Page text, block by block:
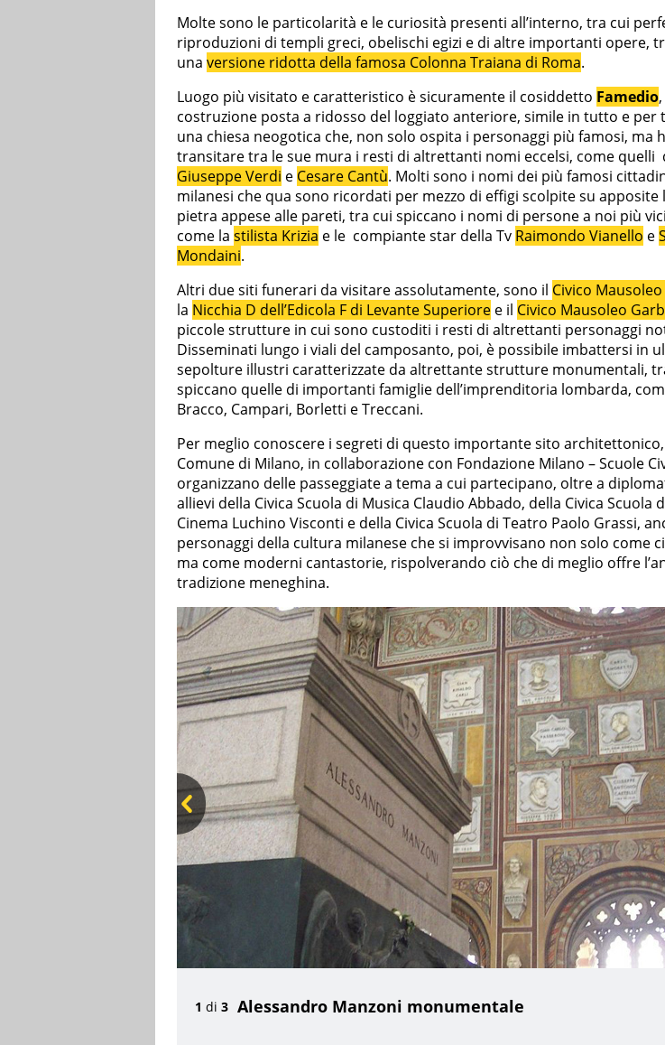
Molte sono le particolarità e le curiosità presenti all’interno, tra cui
riproduzioni di templi greci, obelischi egizi e di altre importanti opere,
una versione ridotta della famosa Colonna Traiana di Roma.
Luogo più visitato e caratteristico è sicuramente il cosiddetto Famedio
costruzione posta a ridosso del loggiato anteriore, simile in tutto e per
una chiesa neogotica che, non solo ospita i personaggi più famosi, ma
transitare tra le sue mura i resti di altrettanti nomi eccelsi, come quelli
Giuseppe Verdi e Cesare Cantù. Molti sono i nomi dei più famosi
milanesi che qua sono ricordati per mezzo di effigi scolpite su apposite
pietra appese alle pareti, tra cui spiccano i nomi di persone a noi più
come la stilista Krizia e le compiante star della Tv Raimondo Vianello e
Mondaini.
Altri due siti funerari da visitare assolutamente, sono il Civico
la Nicchia D dell’Edicola F di Levante Superiore e il Civico Mausoleo
piccole strutture in cui sono custoditi i resti di altrettanti personaggi
Disseminati lungo i viali del camposanto, poi, è possibile imbattersi in
sepolture illustri caratterizzate da altrettante strutture monumentali,
spiccano quelle di importanti famiglie dell’imprenditoria lombarda,
Bracco, Campari, Borletti e Treccani.
Per meglio conoscere i segreti di questo importante sito
Comune di Milano, in collaborazione con Fondazione Milano – Scuole
organizzano delle passeggiate a tema a cui partecipano, oltre a
allievi della Civica Scuola di Musica Claudio Abbado, della Civica Scuola
Cinema Luchino Visconti e della Civica Scuola di Teatro Paolo Grassi,
personaggi della cultura milanese che si improvvisano non solo come
ma come moderni cantastorie, rispolverando ciò che di meglio offre
tradizione meneghina.
Pre
v
1 di 3 Alessandro Manzoni monumentale